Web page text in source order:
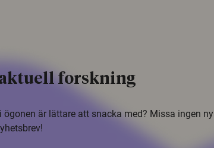
forskning
är lättare att snacka med? Missa ingen ny